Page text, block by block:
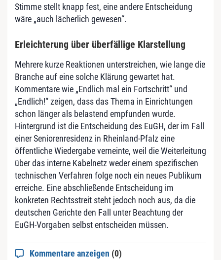
Stimme stellt knapp fest, eine andere Entscheidung
wäre „auch lächerlich gewesen“.
Erleichterung über überfällige Klarstellung
Mehrere kurze Reaktionen unterstreichen, wie lange die
Branche auf eine solche Klärung gewartet hat.
Kommentare wie „Endlich mal ein Fortschritt“ und
„Endlich!“ zeigen, dass das Thema in Einrichtungen
schon länger als belastend empfunden wurde.
Hintergrund ist die Entscheidung des EuGH, der im Fall
einer Seniorenresidenz in Rheinland-Pfalz eine
öffentliche Wiedergabe verneinte, weil die Weiterleitung
über das interne Kabelnetz weder einem spezifischen
technischen Verfahren folge noch ein neues Publikum
erreiche. Eine abschließende Entscheidung im
konkreten Rechtsstreit steht jedoch noch aus, da die
deutschen Gerichte den Fall unter Beachtung der
EuGH-Vorgaben selbst entscheiden müssen.
Kommentare anzeigen (0)